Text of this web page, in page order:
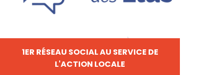
1ER RÉSEAU SOCIAL AU SERVICE DE
L'ACTION LOCALE